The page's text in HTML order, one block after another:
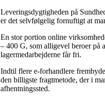
Leveringsdygtigheden på
er det selvfølgelig fornuftigt at
En stor portion online
– 400 G, som alligevel beroer på
lagermedarbejderne får fri.
Indtil flere e-forhandlere
den billigste fragtmetode, der i
afhentningssted.